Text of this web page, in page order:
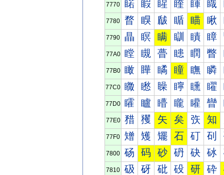
7770 睰 睱 睲 睳 睴 睵
7780 瞀 瞁 瞂 瞃 瞄 瞅
7790 瞐 瞑 瞒 瞓 瞔 瞕
77A0 瞠 瞡 瞢 瞣 瞤 瞥
77B0 瞰 瞱 瞲 瞳 瞴 瞵
77C0 矀 矁 矂 矃 矄 矅
77D0 矐 矑 矒 矓 矔 矕
77E0 矠 矡 矢 矣 矤 知
77F0 矰 矱 矲 石 矴 矵
7800 砀 码 砂 砃 砄 砅
7810 砐 砑 砒 砓 研 砕